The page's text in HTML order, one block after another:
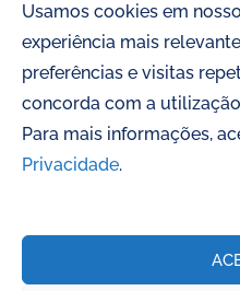
Usamos cookies em
experiência mais
preferências e visitas
concorda com a
Para mais informações,
Privacidade.
Se esse Patrimônio
Patrimonial e
Padre José de